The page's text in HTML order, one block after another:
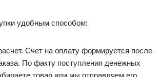
удобным способом:
Счет на оплату формируется после
По факту поступления денежных
товар или мы отправляем его